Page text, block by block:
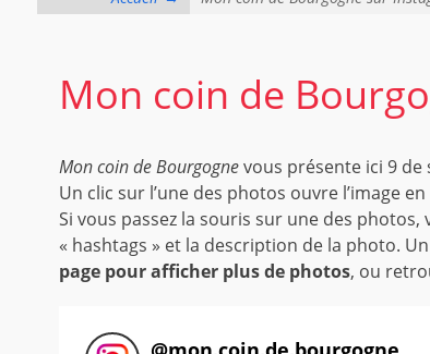
Mon coin de
Mon coin de Bourgognevous présente ici 9 de
Un clic sur l’une des photos ouvre l’image
Si vous passez la souris sur une des
« hashtags » et la description de la photo.
page pour afficher plus de photos, ou